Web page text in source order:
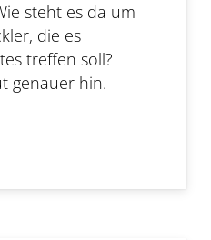
steht es da um
die es
treffen soll?
genauer hin.